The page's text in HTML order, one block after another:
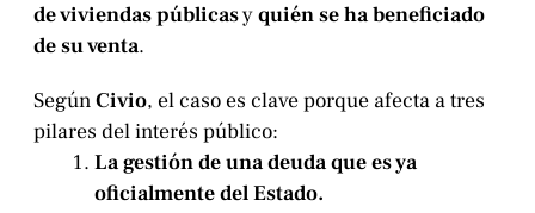
de viviendas públicasyquién se ha beneficiado
de su venta.
SegúnCivio, el caso es clave porque afecta a tres
pilares del interés público:
La gestión de una deuda que es ya
oficialmente del Estado.